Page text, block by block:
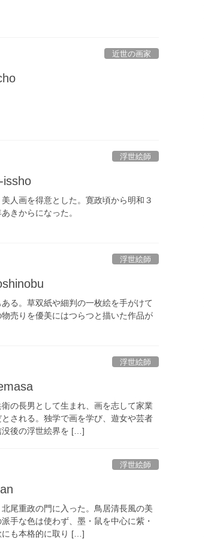
近世の画家
浮世絵師
issho
人画を得意とした。寛政頃から明和３
きからになった。
浮世絵師
る。草双紙や細判の一枚絵を手がけて
売りを優美にはつらつと描いた作品が
浮世絵師
の長男として生まれ、画を志して家業
される。独学で画を学び、遊女や芸者
没後の浮世絵界を […]
浮世絵師
尾重政の門に入った。鳥居清長風の美
手な色は使わず、墨・鼠を中心に紫・
にも本格的に取り […]